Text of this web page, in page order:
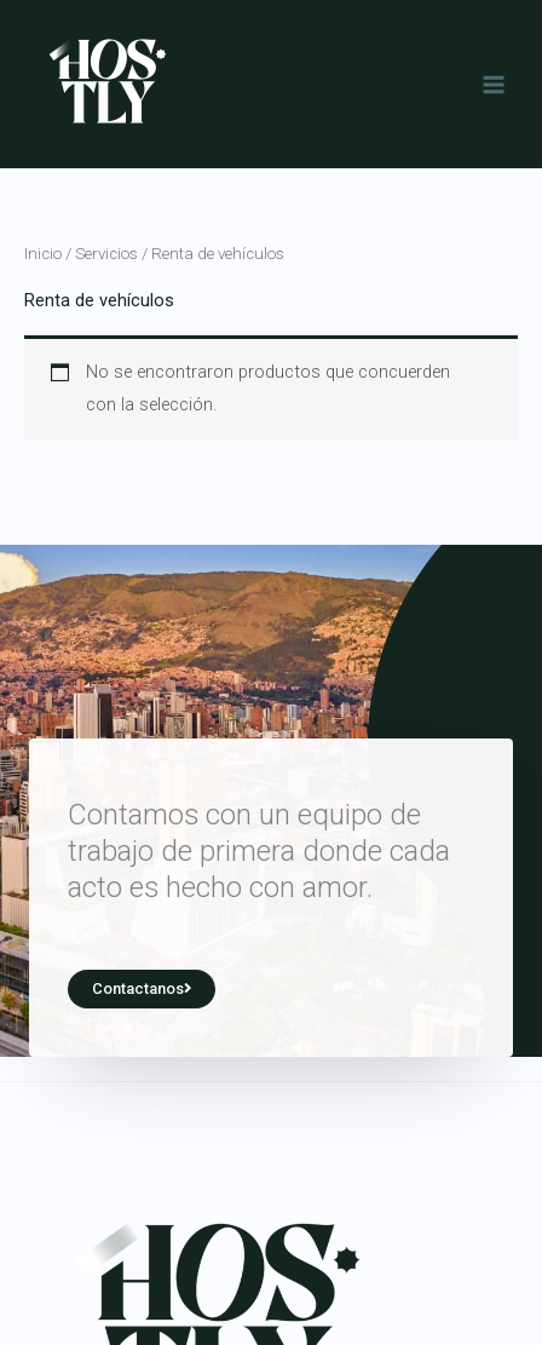
contenido
Inicio / Servicios / Renta de vehículos
Renta de vehículos
No se encontraron productos que concuerden
con la selección.
Contamos con un equipo de
trabajo de primera donde cada
acto es hecho con amor.
Contactanos